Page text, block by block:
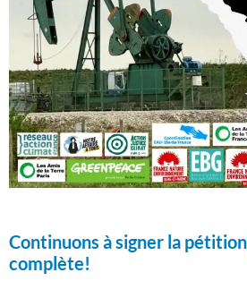
Continuons à signer la
complète!